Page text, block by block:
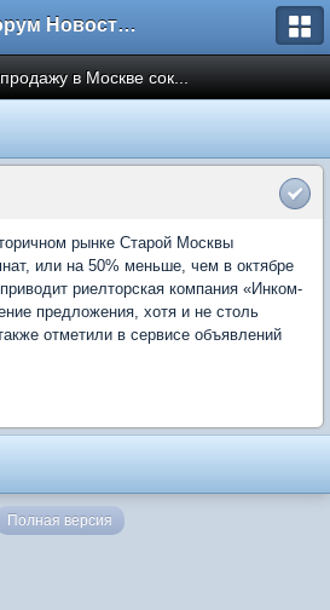
Форум Новостройки
в Москве сок...
рынке Старой Москвы
или на 50% меньше, чем в октябре
риелторская компания «Инком-
предложения, хотя и не столь
отметили в сервисе объявлений
Полная версия